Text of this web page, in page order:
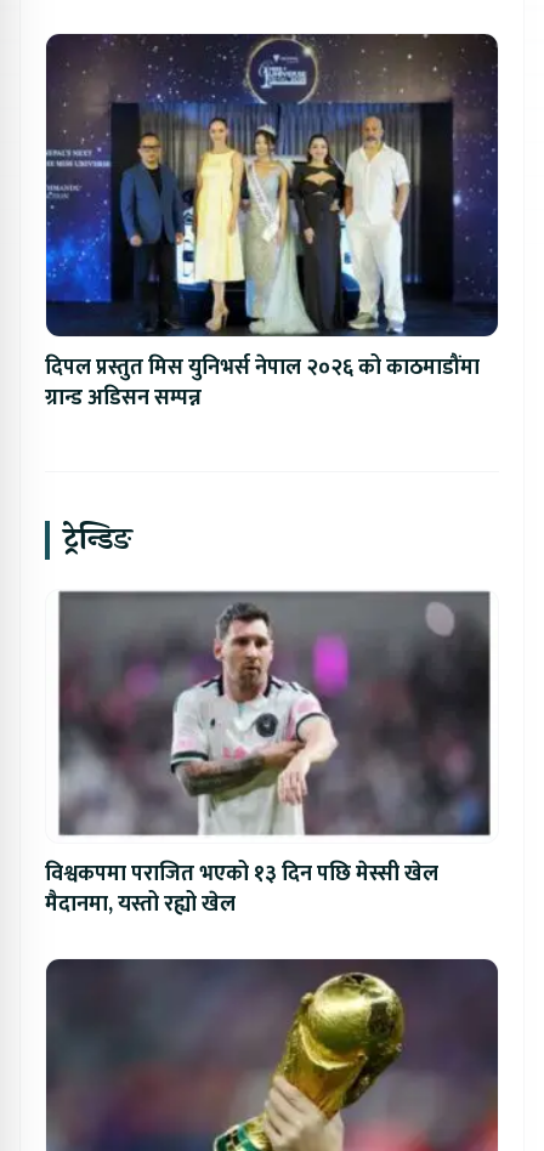
दिपल प्रस्तुत मिस युनिभर्स नेपाल २०२६ को काठमाडौंमा
ग्रान्ड अडिसन सम्पन्न
ट्रेन्डिङ
विश्वकपमा पराजित भएको १३ दिन पछि मेस्सी खेल
मैदानमा, यस्तो रह्यो खेल